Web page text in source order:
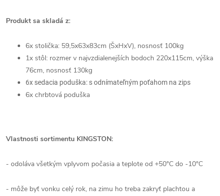
Produkt sa skladá z:
6x stolička: 59,5x63x83cm (ŠxHxV), nosnosť 100kg
1x stôl: rozmer v najvzdialenejších bodoch 220x115cm, výška
76cm, nosnosť 130kg
6x sedacia poduška: s odnímateľným poťahom na zips
6x chrbtová poduška
Vlastnosti sortimentu KINGSTON:
- odoláva všetkým vplyvom počasia a teplote od +50°C do -10°C
- môže byť vonku celý rok, na zimu ho treba zakryť plachtou a